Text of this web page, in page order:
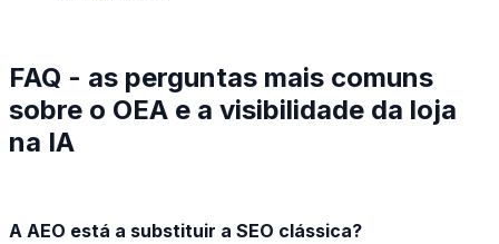
FAQ - as perguntas mais comuns
sobre o OEA e a visibilidade da loja
na IA
A AEO está a substituir a SEO clássica?